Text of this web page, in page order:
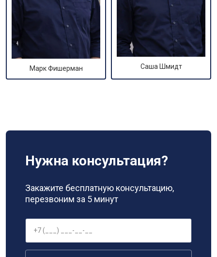
Марк Фишерман Саша Шмидт
Нужна консультация?
Закажите бесплатную консультацию,
перезвоним за 5 минут